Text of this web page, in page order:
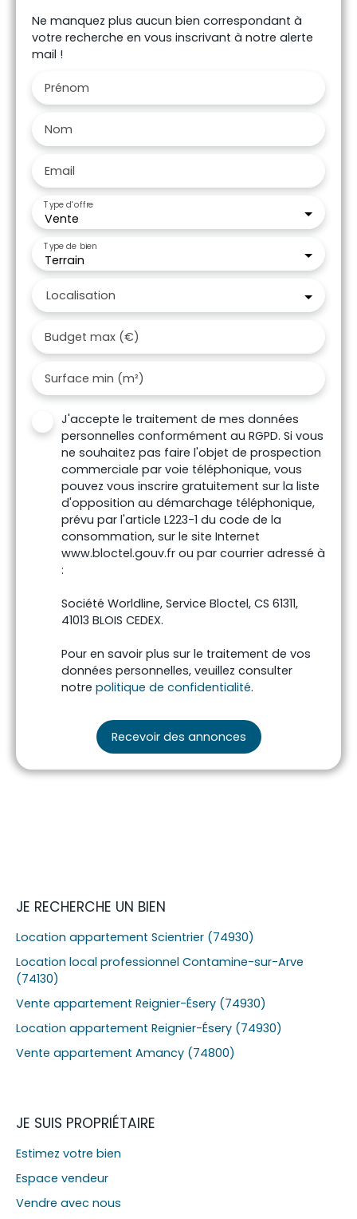
Ne manquez plus aucun bien correspondant à
votre recherche en vous inscrivant à notre alerte
mail !
Prénom
Nom
Email
Vente
Type d'offre
Terrain
Type de bien
Localisation
Budget max (€)
Surface min (m²)
J'accepte le traitement de mes données
personnelles conformément au RGPD. Si vous
ne souhaitez pas faire l'objet de prospection
commerciale par voie téléphonique, vous
pouvez vous inscrire gratuitement sur la liste
d'opposition au démarchage téléphonique,
prévu par l'article L223-1 du code de la
consommation, sur le site Internet
www.bloctel.gouv.fr ou par courrier adressé à
:
Société Worldline, Service Bloctel, CS 61311,
41013 BLOIS CEDEX.
Pour en savoir plus sur le traitement de vos
données personnelles, veuillez consulter
notre politique de confidentialité.
Recevoir des annonces
JE RECHERCHE UN BIEN
Location appartement Scientrier (74930)
Location local professionnel Contamine-sur-Arve
(74130)
Vente appartement Reignier-Ésery (74930)
Location appartement Reignier-Ésery (74930)
Vente appartement Amancy (74800)
JE SUIS PROPRIÉTAIRE
Estimez votre bien
Espace vendeur
Vendre avec nous